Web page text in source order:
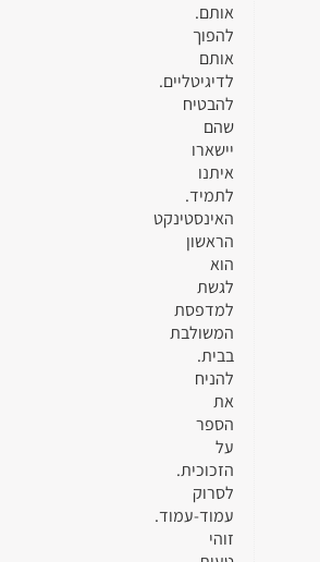
אותם.
להפוך
אותם
לדיגיטליים.
להבטיח
שהם
יישארו
איתנו
לתמיד.
האינסטינקט
הראשון
הוא
לגשת
למדפסת
המשולבת
בבית.
להניח
את
הספר
על
הזכוכית.
לסרוק
עמוד-עמוד.
זוהי